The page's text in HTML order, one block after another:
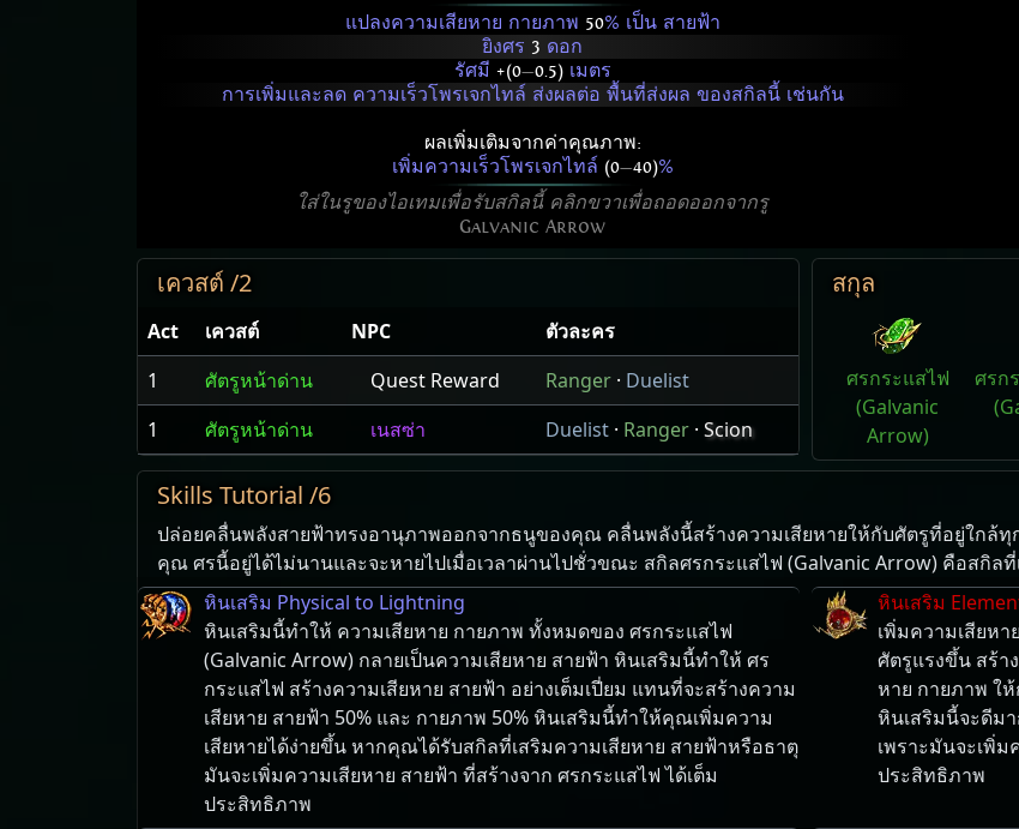
แปลงความเสียหาย กายภาพ 50% เป็น สายฟ้า
ยิงศร 3 ดอก
รัศมี +(0—0.5)เมตร
การเพิ่มและลด ความเร็วโพรเจกไทล์ ส่งผลต่อ พื้นที่ส่งผล ของสกิลนี้ เช่นกัน
ผลเพิ่มเติมจากค่าคุณภาพ:
เพิ่มความเร็วโพรเจกไทล์ (0—40)%
ใส่ในรูของไอเทมเพื่อรับสกิลนี้ คลิกขวาเพื่อถอดออกจากรู
Galvanic Arrow
เควสต์ /2
Act เควสต์ NPC
ตัวละคร
1
ศัตรูหน้าด่าน Quest Reward Ranger · Duelist
1
ศัตรูหน้าด่าน เนสซ่า Duelist · Ranger · Scion
สกุล
ศรกระแสไฟ
(Galvanic
Arrow)
ศรก
Skills Tutorial /6
ปล่อย​คลื่นพลัง​สายฟ้า​ทรง​อานุภาพ​ออก​จาก​ธนู​ของ​คุณ คลื่น​พลัง​นี้​สร้าง​ความ​เสียหาย​ให้​กับ​ศัตรู​ที่​อยู่​ใกล้​ทุ
คุณ ศร​นี้​อยู่​ได้​ไม่​นาน​และ​จะ​หาย​ไป​เมื่อ​เวลา​ผ่าน​ไป​ชั่ว​ขณะ สกิล​ศรกระแสไฟ (Galvanic Arrow) คือ​สกิล​ที่​
หินเสริม Physical to Lightning
หินเสริมนี้ทำให้ ความเสียหาย กายภาพ ทั้งหมดของ ศรกระแสไฟ
(Galvanic Arrow) กลายเป็นความเสียหาย สายฟ้า หินเสริมนี้ทำให้ ศร
กระแสไฟ สร้างความเสียหาย สายฟ้า อย่างเต็มเปี่ยม แทนที่จะสร้างความ
เสียหาย สายฟ้า 50% และ กายภาพ 50% หินเสริมนี้ทำให้คุณเพิ่มความ
เสียหายได้ง่ายขึ้น หากคุณได้รับสกิลที่เสริมความเสียหาย สายฟ้าหรือธาตุ
มันจะเพิ่มความเสียหาย สายฟ้า ที่สร้างจาก ศรกระแสไฟ ได้เต็ม
ประสิทธิภาพ
หินเสริม
เพิ่มความเสียห
ศัตรูแรงขึ้น สร้า
หาย กายภาพ ใ
หินเสริมนี้จะดีม
เพราะมันจะเพิ่
ประสิทธิภาพ